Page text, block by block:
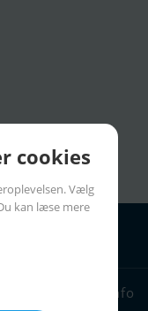
Sejlerinfo
cookies
Vælg
kan læse mere